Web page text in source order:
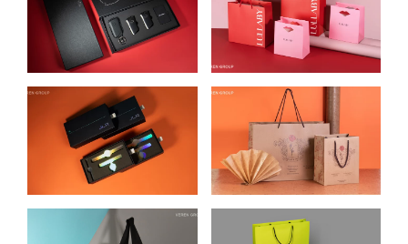
КЛЮЧЕЙ И КАРТЫ
LEXUS
МАГАЗИНА
КОСМЕТИКИ
LULLABY
УПАКОВКА ДЛЯ
АВТОМОБИЛЬНЫХ
АРОМАТИЗАТОРОВ
УПАКОВКА ДЛЯ
ЦВЕТОВ И
ПОДАРКОВ
ЧАЙНАЯ РОЗА
УПАКОВКА ДЛЯ
БУМАЖНЫЕ